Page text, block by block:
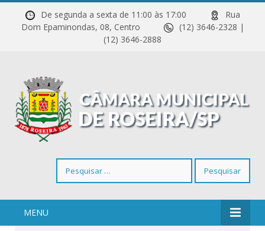
De segunda a sexta de 11:00 às 17:00
Rua
Dom Epaminondas, 08, Centro
(12) 3646-2328 |
(12) 3646-2888
por:
MENU